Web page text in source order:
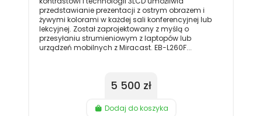
przedstawianie prezentacji z ostrym obrazem i
żywymi kolorami w każdej sali konferencyjnej lub
lekcyjnej. Został zaprojektowany z myślą o
przesyłaniu strumieniowym z laptopów lub
urządzeń mobilnych z Miracast. EB-L260F...
5 500 zł
Dodaj do koszyka